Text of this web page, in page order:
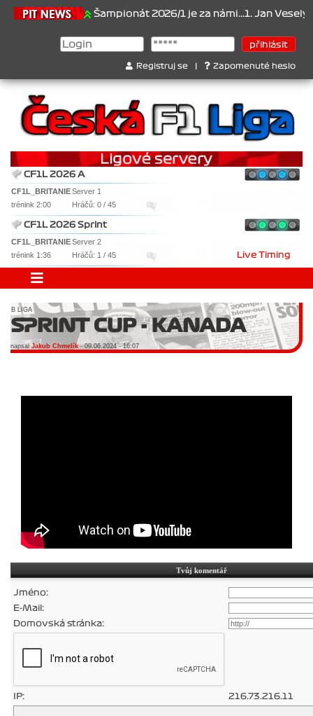
Šampionát 2026/1 je za námi...1. Jan Veselý , 2. Jan
Registruj se Zapomenuté heslo
CF1L 2026 A
CF1L_BRITANIEServer 1
trénink 2:00
Hráčů: 0 / 45
CF1L 2026 Sprint
CF1L_BRITANIEServer 2
trénink 1:36
Hráčů: 1 / 45 Live Timing
B LIGA
SPRINT CUP - KANADA
napsal Jakub Chmelík- 09.06.2024 - 16:07
Tvůj komentář
Jméno:
E-Mail:
Domovská stránka:
IP: 216.73.216.11